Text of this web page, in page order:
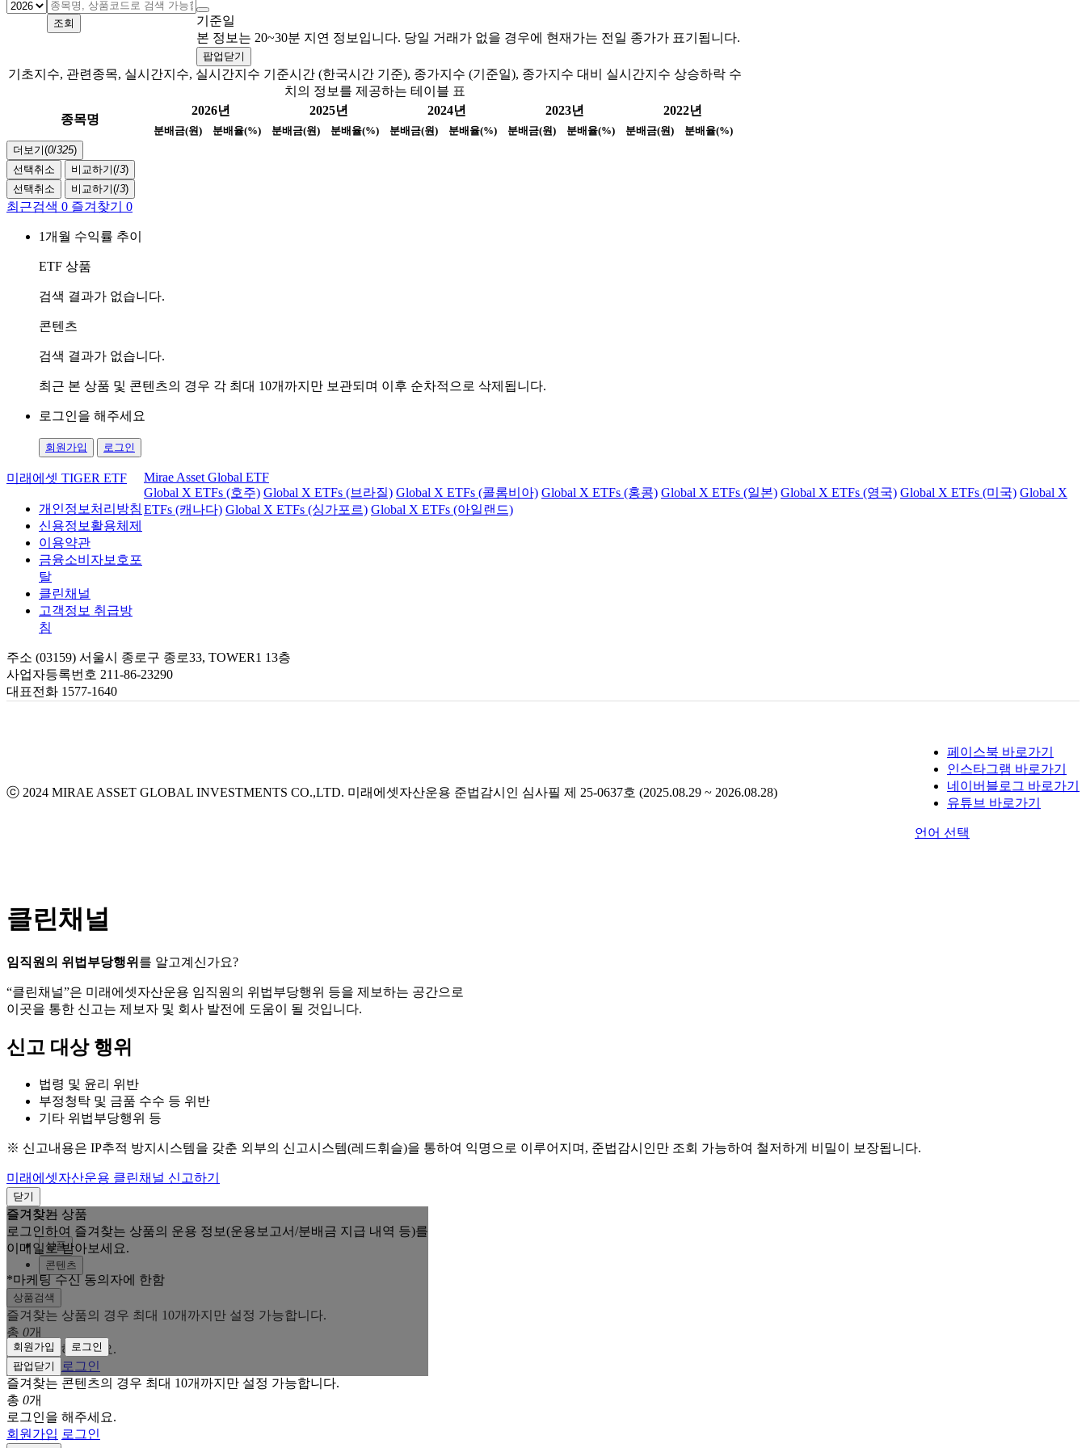
조회
기준일
본 정보는 20~30분 지연 정보입니다. 당일 거래가 없을 경우에 현재가는 전일 종가가 표기됩니다.
팝업닫기
기초지수, 관련종목, 실시간지수, 실시간지수 기준시간 (한국시간 기준), 종가지수 (기준일), 종가지수 대비 실시간지수 상승하락 수
치의 정보를 제공하는 테이블 표
종목명
2026년 2025년 2024년 2023년 2022년
분배금(원) 분배율(%) 분배금(원) 분배율(%) 분배금(원) 분배율(%) 분배금(원) 분배율(%) 분배금(원)
분배율(%)
더보기(0/325)
선택취소
비교하기(/3)
선택취소
비교하기(/3)
최근검색 0 즐겨찾기 0
1개월 수익률 추이
ETF 상품
검색 결과가 없습니다.
콘텐츠
검색 결과가 없습니다.
최근 본 상품 및 콘텐츠의 경우 각 최대 10개까지만 보관되며 이후 순차적으로 삭제됩니다.
로그인을 해주세요
회원가입 로그인
미래에셋 TIGER ETF
개인정보처리방침
신용정보활용체제
이용약관
금융소비자보호포
탈
클린채널
고객정보 취급방
침
Mirae Asset Global ETF
Global X ETFs (호주) Global X ETFs (브라질) Global X ETFs (콜롬비아) Global X ETFs (홍콩) Global X ETFs (일본) Global X ETFs (영국) Global X ETFs (미국) Global X
ETFs (캐나다) Global X ETFs (싱가포르) Global X ETFs (아일랜드)
주소 (03159) 서울시 종로구 종로33, TOWER1 13층
사업자등록번호 211-86-23290
대표전화 1577-1640
ⓒ 2024 MIRAE ASSET GLOBAL INVESTMENTS CO.,LTD. 미래에셋자산운용 준법감시인 심사필 제 25-0637호 (2025.08.29 ~ 2026.08.28)
페이스북 바로가기
인스타그램 바로가기
네이버블로그 바로가기
유튜브 바로가기
언어 선택
클린채널
임직원의 위법부당행위 를 알고계신가요?
“클린채널”은 미래에셋자산운용 임직원의 위법부당행위 등을 제보하는 공간으로
이곳을 통한 신고는 제보자 및 회사 발전에 도움이 될 것입니다.
신고 대상 행위
법령 및 윤리 위반
부정청탁 및 금품 수수 등 위반
기타 위법부당행위 등
※ 신고내용은 IP추적 방지시스템을 갖춘 외부의 신고시스템(레드휘슬)을 통하여 익명으로 이루어지며, 준법감시인만 조회 가능하여 철저하게 비밀이 보장됩니다.
미래에셋자산운용 클린채널 신고하기
닫기
즐겨찾는 상품
로그인하여 즐겨찾는 상품의 운용 정보(운용보고서/분배금 지급 내역 등)를
이메일로 받아보세요.
*마케팅 수신 동의자에 한함
회원가입
로그인
팝업닫기
즐겨찾기
상품
콘텐츠
상품검색
즐겨찾는 상품의 경우 최대 10개까지만 설정 가능합니다.
총 0개
로그인을 해주세요.
회원가입
로그인
즐겨찾는 콘텐츠의 경우 최대 10개까지만 설정 가능합니다.
총 0개
로그인을 해주세요.
회원가입 로그인